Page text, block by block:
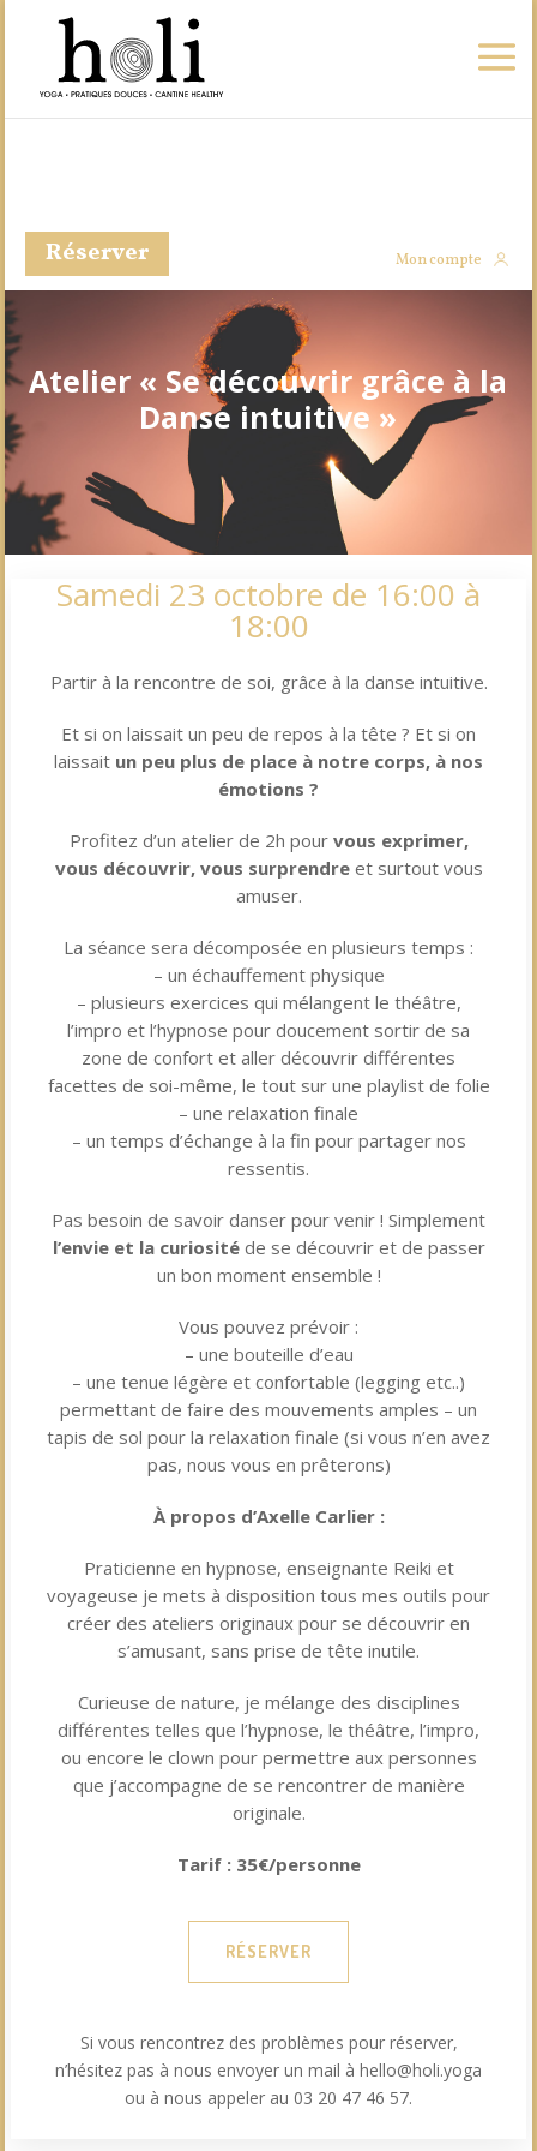
Réserver Mon compte
Atelier « Se découvrir grâce à la
Danse intuitive »
Samedi 23 octobre de 16:00 à
18:00
Partir à la rencontre de soi, grâce à la danse intuitive.
Et si on laissait un peu de repos à la tête ? Et si on
laissait un peu plus de place à notre corps, à nos
émotions ?
Profitez d’un atelier de 2h pour vous exprimer,
vous découvrir, vous surprendreet surtout vous
amuser.
La séance sera décomposée en plusieurs temps :
– un échauffement physique
– plusieurs exercices qui mélangent le théâtre,
l’impro et l’hypnose pour doucement sortir de sa
zone de confort et aller découvrir différentes
facettes de soi-même, le tout sur une playlist de folie
– une relaxation finale
– un temps d’échange à la fin pour partager nos
ressentis.
Pas besoin de savoir danser pour venir ! Simplement
l’envie et la curiositéde se découvrir et de passer
un bon moment ensemble !
Vous pouvez prévoir :
– une bouteille d’eau
– une tenue légère et confortable (legging etc..)
permettant de faire des mouvements amples – un
tapis de sol pour la relaxation finale (si vous n’en avez
pas, nous vous en prêterons)
À propos d’Axelle Carlier :
Praticienne en hypnose, enseignante Reiki et
voyageuse je mets à disposition tous mes outils pour
créer des ateliers originaux pour se découvrir en
s’amusant, sans prise de tête inutile.
Curieuse de nature, je mélange des disciplines
différentes telles que l’hypnose, le théâtre, l’impro,
ou encore le clown pour permettre aux personnes
que j’accompagne de se rencontrer de manière
originale.
Tarif : 35€/personne
RÉSERVER
Si vous rencontrez des problèmes pour réserver,
n’hésitez pas à nous envoyer un mail à hello@holi.yoga
ou à nous appeler au 03 20 47 46 57.